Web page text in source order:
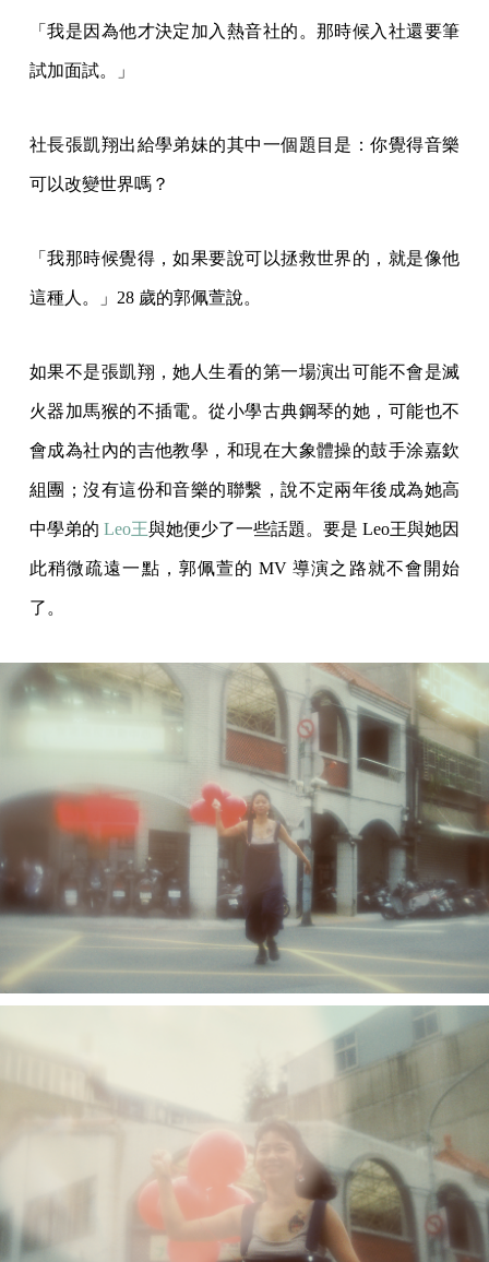
「我是因為他才決定加入熱音社的。那時候入社還要筆
試加面試。」
社長張凱翔出給學弟妹的其中一個題目是：你覺得音樂
可以改變世界嗎？
「我那時候覺得，如果要說可以拯救世界的，就是像他
這種人。」28 歲的郭佩萱說。
如果不是張凱翔，她人生看的第一場演出可能不會是滅
火器加馬猴的不插電。從小學古典鋼琴的她，可能也不
會成為社內的吉他教學，和現在大象體操的鼓手涂嘉欽
組團；沒有這份和音樂的聯繫，說不定兩年後成為她高
中學弟的 Leo王與她便少了一些話題。要是 Leo王與她因
此稍微疏遠一點，郭佩萱的 MV 導演之路就不會開始
了。